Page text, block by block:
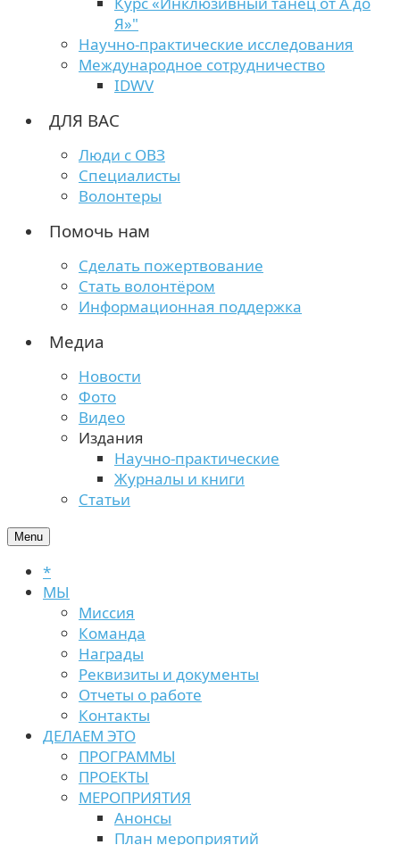
Я»"
Научно-практические исследования
Международное сотрудничество
IDWV
ДЛЯ ВАС
Люди с ОВЗ
Специалисты
Волонтеры
Помочь нам
Сделать пожертвование
Стать волонтёром
Информационная поддержка
Медиа
Новости
Фото
Видео
Издания
Научно-практические
Журналы и книги
Статьи
Menu
*
МЫ
Миссия
Команда
Награды
Реквизиты и документы
Отчеты о работе
Контакты
ДЕЛАЕМ ЭТО
ПРОГРАММЫ
ПРОЕКТЫ
МЕРОПРИЯТИЯ
Анонсы
План мероприятий